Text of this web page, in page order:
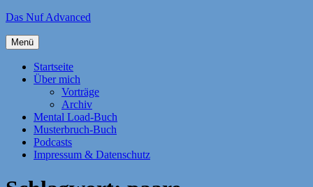
Zum
springen
Das Nuf Advanced
Menü
Startseite
Über mich
Vorträge
Archiv
Mental Load-Buch
Musterbruch-Buch
Podcasts
Impressum & Datenschutz